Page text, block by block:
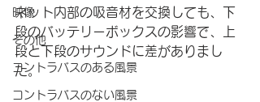
映像
その他
コントラバスのある風景
コントラバスのない風景
ネット内部の吸音材を交換しても、下
段のバッテリーボックスの影響で、上
段と下段のサウンドに差がありまし
た。